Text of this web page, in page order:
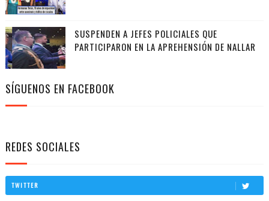
SUSPENDEN A JEFES POLICIALES QUE
PARTICIPARON EN LA APREHENSIÓN DE NALLAR
SÍGUENOS EN FACEBOOK
REDES SOCIALES
TWITTER